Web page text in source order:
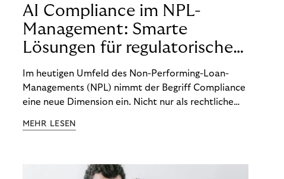
AI Compliance im NPL-
Management: Smarte
Lösungen für regulatorische
Sicherheit
Im heutigen Umfeld des Non-Performing-Loan-
Managements (NPL) nimmt der Begriff Compliance
eine neue Dimension ein. Nicht nur als rechtliche
Wettbewerbsvorteil. In einem Umfeld steigender
(DSGVO) – geraten viele Unternehmen an die
MEHR LESEN